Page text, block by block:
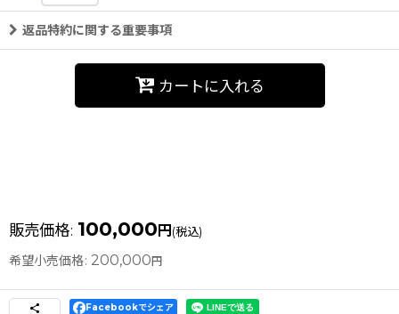
返品特約に関する重要事項
カートに入れる
販売価格: 100,000円(税込)
希望小売価格: 200,000円
Facebookでシェア